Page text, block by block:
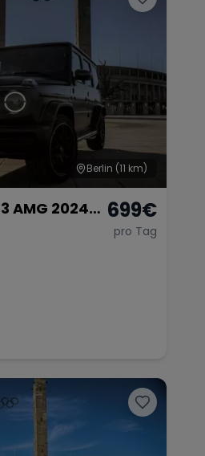
Berlin (11 km)
AMG 2024
G 63
699€
pro Tag